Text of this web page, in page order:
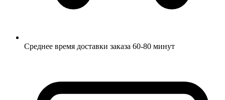
Среднее время доставки заказа 60-80 минут